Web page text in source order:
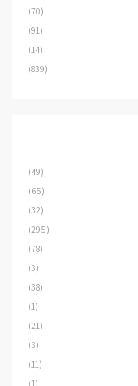
(70)
(91)
(14)
(839)
(49)
(65)
(32)
(295)
(78)
(3)
(38)
(1)
(21)
(3)
(11)
(1)